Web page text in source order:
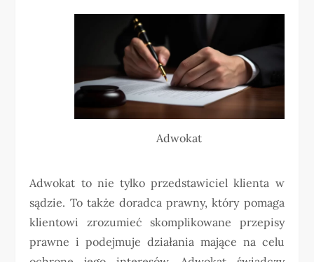
Adwokat
Adwokat to nie tylko przedstawiciel klienta w
sądzie. To także doradca prawny, który pomaga
klientowi zrozumieć skomplikowane przepisy
prawne i podejmuje działania mające na celu